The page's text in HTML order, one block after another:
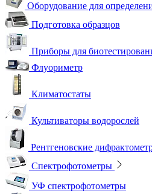
Оборудование для
Подготовка образцов
Приборы для
Флуориметр
Климатостаты
Культиваторы водорослей
Рентгеновские
Спектрофотометры
УФ спектрофотометры